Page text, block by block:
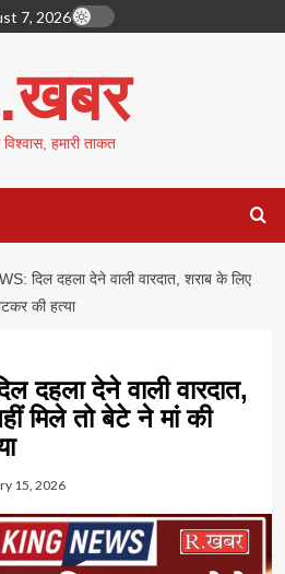
7, 2026
हमारी ताकत
दिल दहला देने वाली वारदात, शराब के लिए
की हत्या
दहला देने वाली वारदात,
मिले तो बेटे ने मां की
15, 2026